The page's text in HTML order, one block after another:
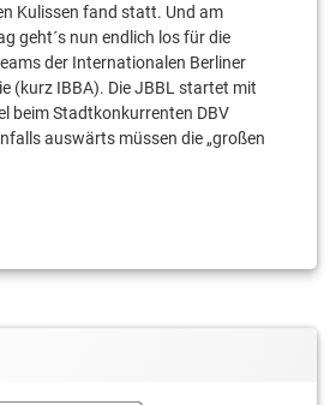
Kulissen fand statt. Und am
geht´s nun endlich los für die
der Internationalen Berliner
(kurz IBBA). Die JBBL startet mit
beim Stadtkonkurrenten DBV
auswärts müssen die „großen